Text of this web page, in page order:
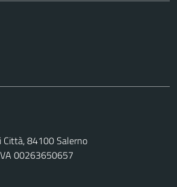
Città, 84100 Salerno
00263650657